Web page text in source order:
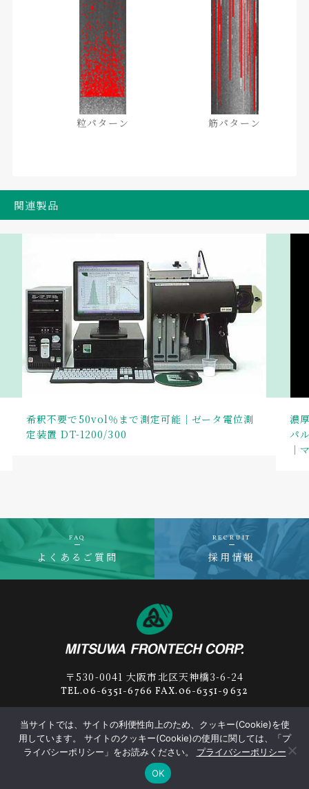
粒パターン 筋パターン
関連製品
希釈不要で50vol％まで測定可能｜ゼータ電位測
定装置 DT-1200/300
濃
パ
｜
FAQ
よくあるご質問
RECRUIT
採用情報
〒530-0041 大阪市北区天神橋3-6-24
TEL.06-6351-6766 FAX.06-6351-9632
プライバシーポリシー サプライヤー行動規範
MITSUWA FRONTECH
当サイトでは、サイトの利便性向上のため、クッキー(Cookie)を使
用しています。 サイトのクッキー(Cookie)の使用に関しては、「プ
ライバシーポリシー」をお読みください。 プライバシーポリシー
OK